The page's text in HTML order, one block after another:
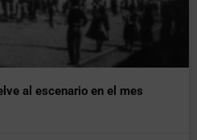
al escenario en el mes